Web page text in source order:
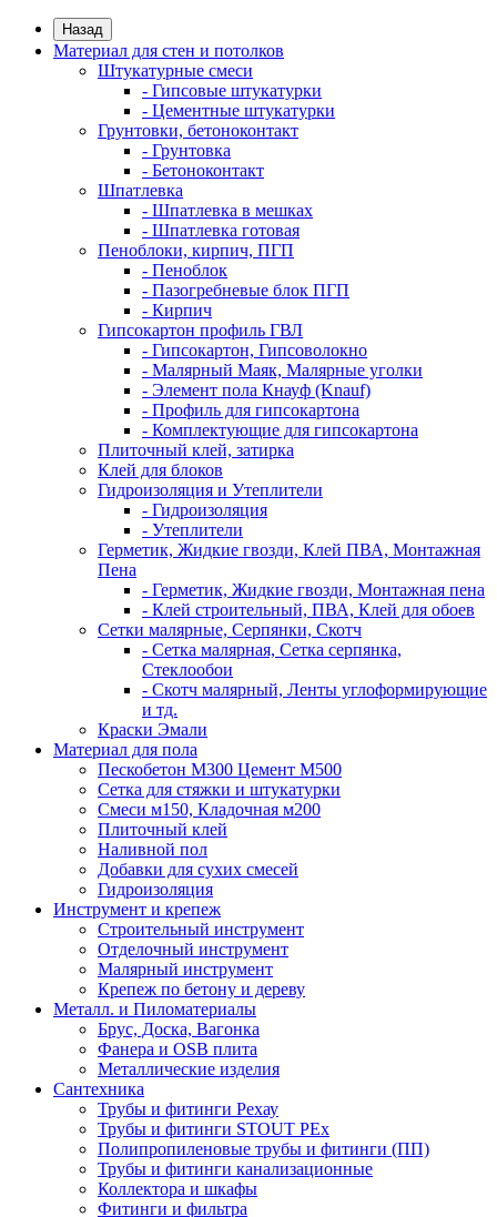
Назад
Материал для стен и потолков
Штукатурные смеси
- Гипсовые штукатурки
- Цементные штукатурки
Грунтовки, бетоноконтакт
- Грунтовка
- Бетоноконтакт
Шпатлевка
- Шпатлевка в мешках
- Шпатлевка готовая
Пеноблоки, кирпич, ПГП
- Пеноблок
- Пазогребневые блок ПГП
- Кирпич
Гипсокартон профиль ГВЛ
- Гипсокартон, Гипсоволокно
- Малярный Маяк, Малярные уголки
- Элемент пола Кнауф (Knauf)
- Профиль для гипсокартона
- Комплектующие для гипсокартона
Плиточный клей, затирка
Клей для блоков
Гидроизоляция и Утеплители
- Гидроизоляция
- Утеплители
Герметик, Жидкие гвозди, Клей ПВА, Монтажная
Пена
- Герметик, Жидкие гвозди, Монтажная пена
- Клей строительный, ПВА, Клей для обоев
Сетки малярные, Серпянки, Скотч
- Сетка малярная, Сетка серпянка,
Стеклообои
- Скотч малярный, Ленты углоформирующие
и тд.
Краски Эмали
Материал для пола
Пескобетон М300 Цемент М500
Сетка для стяжки и штукатурки
Смеси м150, Кладочная м200
Плиточный клей
Наливной пол
Добавки для сухих смесей
Гидроизоляция
Инструмент и крепеж
Строительный инструмент
Отделочный инструмент
Малярный инструмент
Крепеж по бетону и дереву
Металл. и Пиломатериалы
Брус, Доска, Вагонка
Фанера и OSB плита
Металлические изделия
Сантехника
Трубы и фитинги Рехау
Трубы и фитинги STOUT PEx
Полипропиленовые трубы и фитинги (ПП)
Трубы и фитинги канализационные
Коллектора и шкафы
Фитинги и фильтра